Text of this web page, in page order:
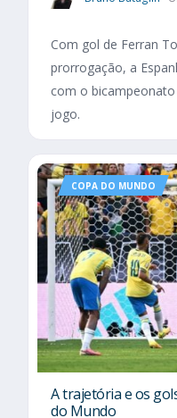
Com gol de Ferran
prorrogação, a
com o
jogo.
COPA DO MUNDO
A trajetória e os
do Mundo